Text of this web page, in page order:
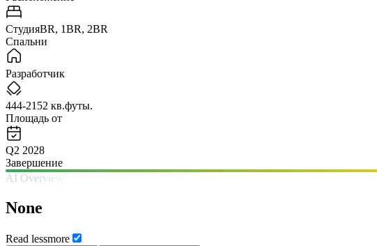
СтудияBR, 1BR, 2BR
Спальни
Разработчик
444-2152 кв.футы.
Площадь от
Q2 2028
Завершение
AI Overview
None
Read lessmore